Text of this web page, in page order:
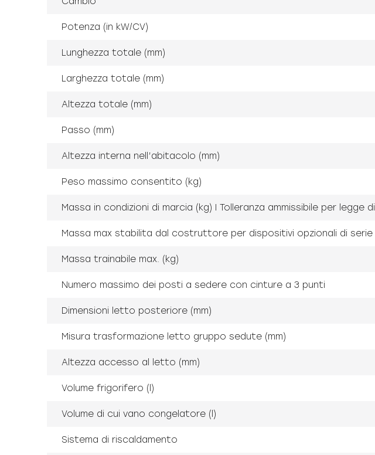
Potenza (in kW/CV)
Lunghezza totale (mm)
Larghezza totale (mm)
Altezza totale (mm)
Passo (mm)
Altezza interna nell’abitacolo (mm)
Peso massimo consentito (kg)
Massa in condizioni di marcia (kg) I Tolleranza ammissibile per legge
Massa max stabilita dal costruttore per dispositivi opzionali di serie
Massa trainabile max. (kg)
Numero massimo dei posti a sedere con cinture a 3 punti
Dimensioni letto posteriore (mm)
Misura trasformazione letto gruppo sedute (mm)
Altezza accesso al letto (mm)
Volume frigorifero (l)
Volume di cui vano congelatore (l)
Sistema di riscaldamento